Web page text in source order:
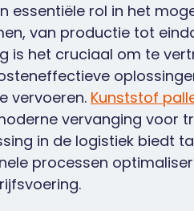
essentiële rol in het
van productie tot
is het cruciaal om te
vervoeren. Kunststof
vervanging voor
in de logistiek biedt
processen